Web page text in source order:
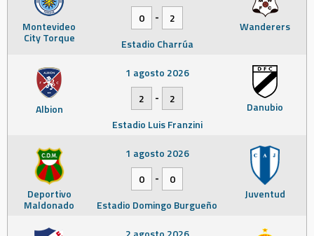
Montevideo
City Torque
Wanderers
0
-
2
Estadio Charrúa
Albion Danubio
1 agosto 2026
2
-
2
Estadio Luis Franzini
Deportivo
Maldonado
Juventud
1 agosto 2026
0
-
0
Estadio Domingo Burgueño